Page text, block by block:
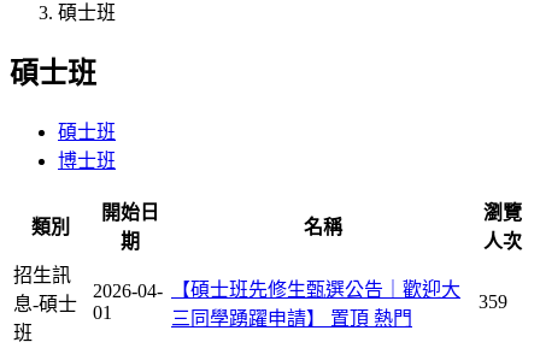
碩士班
碩士班
碩士班
博士班
類別
開始日
期
名稱
瀏覽
人次
招生訊
息-碩士
班
2026-04-
01
【碩士班先修生甄選公告｜歡迎大
三同學踴躍申請】 置頂 熱門
359